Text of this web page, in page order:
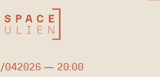
avril
042026 20:00